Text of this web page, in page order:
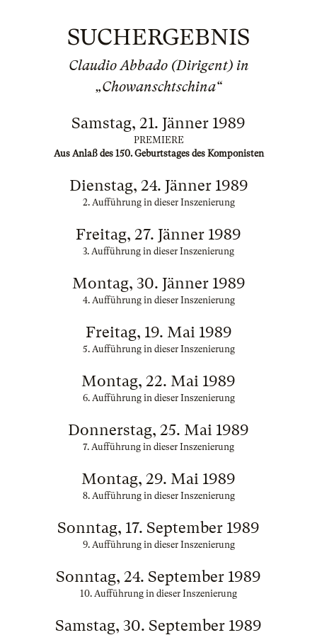
SUCHERGEBNIS
Claudio Abbado (Dirigent) in
„Chowanschtschina“
Samstag, 21. Jänner 1989
PREMIERE
Aus Anlaß des 150. Geburtstages des Komponisten
Dienstag, 24. Jänner 1989
2. Aufführung in dieser Inszenierung
Freitag, 27. Jänner 1989
3. Aufführung in dieser Inszenierung
Montag, 30. Jänner 1989
4. Aufführung in dieser Inszenierung
Freitag, 19. Mai 1989
5. Aufführung in dieser Inszenierung
Montag, 22. Mai 1989
6. Aufführung in dieser Inszenierung
Donnerstag, 25. Mai 1989
7. Aufführung in dieser Inszenierung
Montag, 29. Mai 1989
8. Aufführung in dieser Inszenierung
Sonntag, 17. September 1989
9. Aufführung in dieser Inszenierung
Sonntag, 24. September 1989
10. Aufführung in dieser Inszenierung
Samstag, 30. September 1989